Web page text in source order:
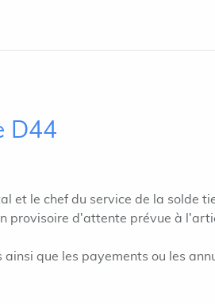
D44
et le chef du service de la solde
provisoire d'attente prévue à
ainsi que les payements ou les